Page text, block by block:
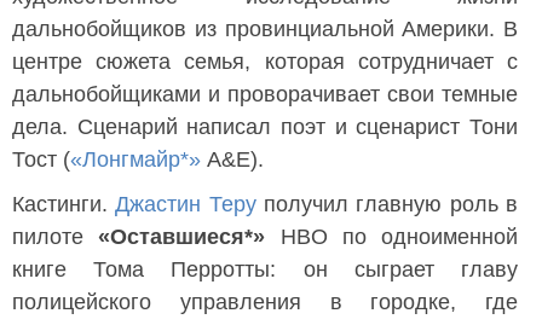
дальнобойщиков из провинциальной Америки. В
центре сюжета семья, которая сотрудничает с
дальнобойщиками и проворачивает свои темные
дела. Сценарий написал поэт и сценарист Тони
Тост («Лонгмайр*» A&E).
Кастинги.Джастин Теруполучил главную роль в
пилоте«Оставшиеся*» HBO по одноименной
книге Тома Перротты: он сыграет главу
полицейского управления в городке, где